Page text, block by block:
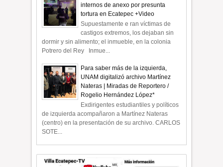
internos de anexo por presunta
tortura en Ecatepec +Video
Supuestamente e ran víctimas de
castigos extremos, los dejaban sin
dormir y sin alimento; el inmueble, en la colonia
Potrero del Rey Inmue...
Para saber más de la izquierda,
UNAM digitalizó archivo Martínez
Nateras | Miradas de Reportero /
Rogelio Hernández López*
Exdirigentes estudiantiles y políticos
de izquierda acompañaron a Martínez Nateras
(centro) en la presentación de su archivo. CARLOS
SOTE...